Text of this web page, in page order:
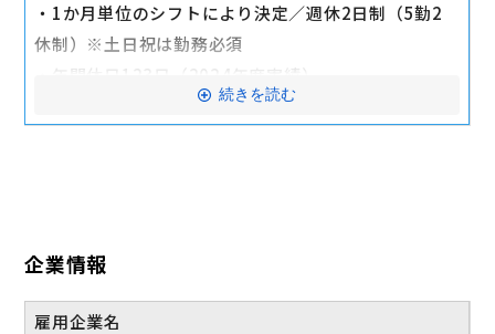
等）
交通費全額支給
・1か月単位のシフトにより決定／週休2日制（5勤2
休制）※土日祝は勤務必須
・年間休日123日（2024年度実績）
・有給休暇：6か月勤務後11日付与
続きを読む
企業情報
雇用企業名